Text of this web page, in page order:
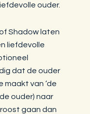
ouder.
Shadow laten
liefdevolle
dat de ouder
maakt van ‘de
ouder) naar
gaan dan